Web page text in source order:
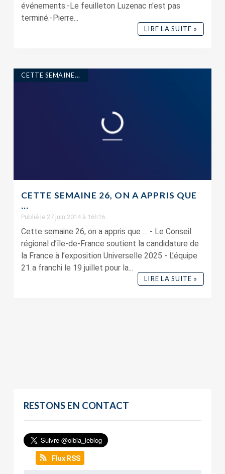
événements.-Le feuilleton Luzenac n'est pas
terminé.-Pierre...
LIRE LA SUITE »
CETTE SEMAINE...
CETTE SEMAINE 26, ON A APPRIS QUE
…
Publié le 27 juin 2014 à 16h16
Cette semaine 26, on a appris que … - Le Conseil
régional d’île-de-France soutient la candidature de
la France à l’exposition Universelle 2025 - L’équipe
21 a franchi le 19 juillet pour la...
LIRE LA SUITE »
RESTONS EN CONTACT
Flux RSS